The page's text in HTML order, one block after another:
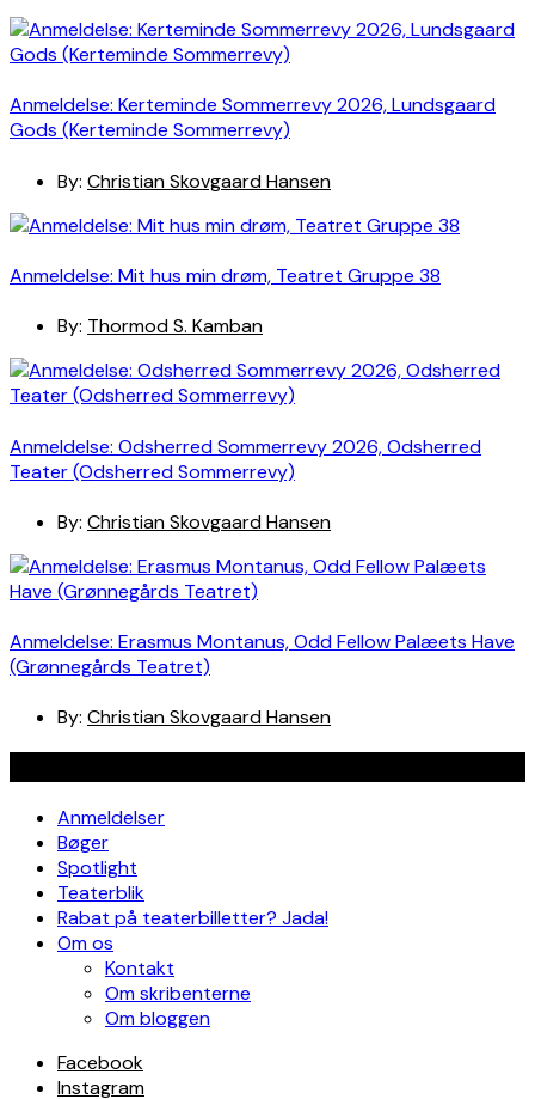
Anmeldelse: Kerteminde Sommerrevy 2026, Lundsgaard
Gods (Kerteminde Sommerrevy)
By: Christian Skovgaard Hansen
Anmeldelse: Mit hus min drøm, Teatret Gruppe 38
By: Thormod S. Kamban
Anmeldelse: Odsherred Sommerrevy 2026, Odsherred
Teater (Odsherred Sommerrevy)
By: Christian Skovgaard Hansen
Anmeldelse: Erasmus Montanus, Odd Fellow Palæets Have
(Grønnegårds Teatret)
By: Christian Skovgaard Hansen
Anmeldelser
Bøger
Spotlight
Teaterblik
Rabat på teaterbilletter? Jada!
Om os
Kontakt
Om skribenterne
Om bloggen
Facebook
Instagram